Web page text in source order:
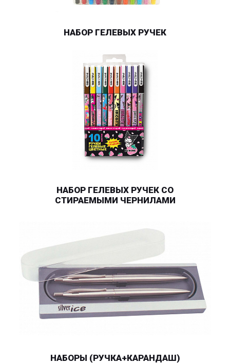
НАБОР ГЕЛЕВЫХ РУЧЕК
НАБОР ГЕЛЕВЫХ РУЧЕК СО
СТИРАЕМЫМИ ЧЕРНИЛАМИ
НАБОРЫ (РУЧКА+КАРАНДАШ)